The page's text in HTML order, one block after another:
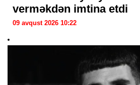
verməkdən imtina etdi
09 avqust 2026 10:22